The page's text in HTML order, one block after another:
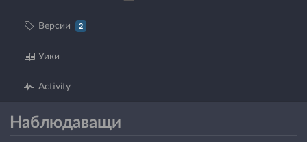
Версии 2
Уики
Activity
Наблюдаващи